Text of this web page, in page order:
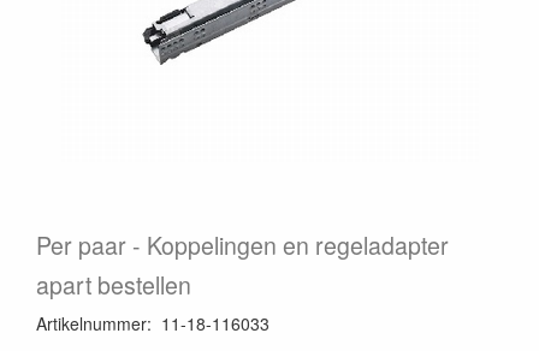
Per paar
Koppelingen en regeladapter
apart bestellen
Artikelnummer: 11-18-116033